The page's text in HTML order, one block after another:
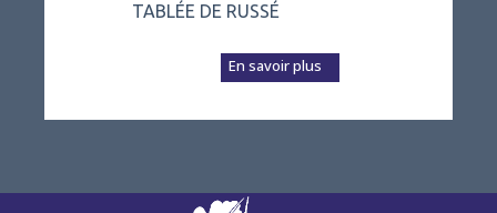
TABLÉE DE RUSSÉ
En savoir plus